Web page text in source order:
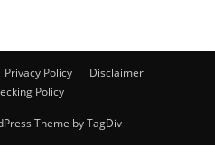
Privacy Policy
Disclaimer
Policy
Theme by TagDiv